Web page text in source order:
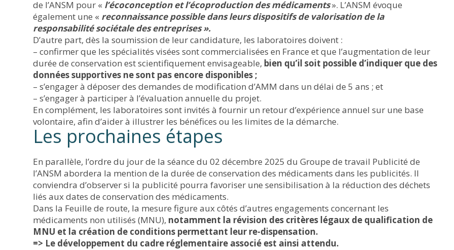
de l’ANSM pour « l’écoconception et l’écoproduction des médicaments». L’ANSM évoque
également une « reconnaissance possible dans leurs dispositifs de valorisation de la
responsabilité sociétale des entreprises ».
D’autre part, dès la soumission de leur candidature, les laboratoires doivent :
– confirmer que les spécialités visées sont commercialisées en France et que l’augmentation de leur
durée de conservation est scientifiquement envisageable, bien qu’il soit possible d’indiquer que des
données supportives ne sont pas encore disponibles ;
– s’engager à déposer des demandes de modification d’AMM dans un délai de 5 ans ; et
– s’engager à participer à l’évaluation annuelle du projet.
En complément, les laboratoires sont invités à fournir un retour d’expérience annuel sur une base
volontaire, afin d’aider à illustrer les bénéfices ou les limites de la démarche.
Les prochaines étapes
En parallèle, l’ordre du jour de la séance du 02 décembre 2025 du Groupe de travail Publicité de
l’ANSM abordera la mention de la durée de conservation des médicaments dans les publicités. Il
conviendra d’observer si la publicité pourra favoriser une sensibilisation à la réduction des déchets
liés aux dates de conservation des médicaments.
Dans la Feuille de route, la mesure figure aux côtés d’autres engagements concernant les
médicaments non utilisés (MNU), notamment la révision des critères légaux de qualification de
MNU et la création de conditions permettant leur re-dispensation.
=> Le développement du cadre réglementaire associé est ainsi attendu.